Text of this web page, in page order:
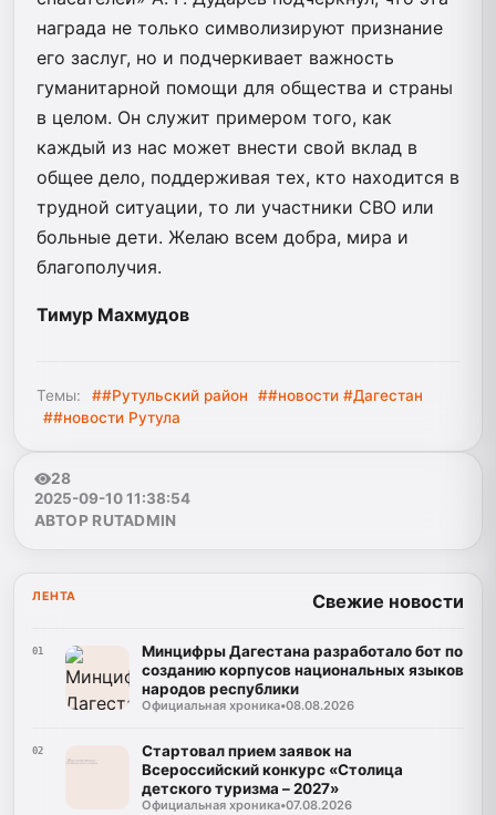
награда не только символизируют признание
его заслуг, но и подчеркивает важность
гуманитарной помощи для общества и страны
в целом. Он служит примером того, как
каждый из нас может внести свой вклад в
общее дело, поддерживая тех, кто находится в
трудной ситуации, то ли участники СВО или
больные дети. Желаю всем добра, мира и
благополучия.
Тимур Махмудов
Темы: ##Рутульский район
##новости #Дагестан
##новости Рутула
28
2025-09-10 11:38:54
АВТОР RUTADMIN
ЛЕНТА Свежие новости
01
Минцифры Дагестана разработало бот по
созданию корпусов национальных языков
народов республики
Официальная хроника•08.08.2026
02
Стартовал прием заявок на
Всероссийский конкурс «Столица
детского туризма – 2027»
Официальная хроника•07.08.2026